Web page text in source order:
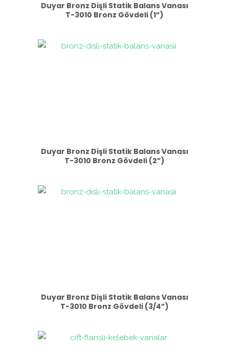
Duyar Bronz Dişli Statik Balans Vanası
T-3010 Bronz Gövdeli (1”)
Duyar Bronz Dişli Statik Balans Vanası
T-3010 Bronz Gövdeli (2”)
Duyar Bronz Dişli Statik Balans Vanası
T-3010 Bronz Gövdeli (3/4”)